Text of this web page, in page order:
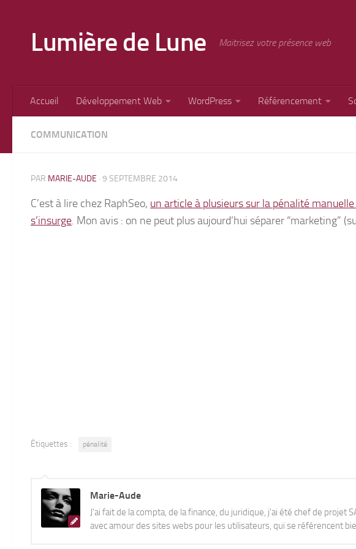
Lumière de Lune Maitrisez votre présence web
Accueil Développement Web WordPress Référencement
COMMUNICATION
PAR MARIE-AUDE · 9 SEPTEMBRE 2014
C’est à lire chez RaphSeo, un article à plusieurs sur la pénalité
s’insurge. Mon avis : on ne peut plus aujourd’hui séparer “marketing”
Étiquettes : pénalité
Marie-Aude
J'ai fait de la compta, de la finance, du juridique, j'ai été chef de projet
avec amour des sites webs pour les utilisateurs, qui se référencent